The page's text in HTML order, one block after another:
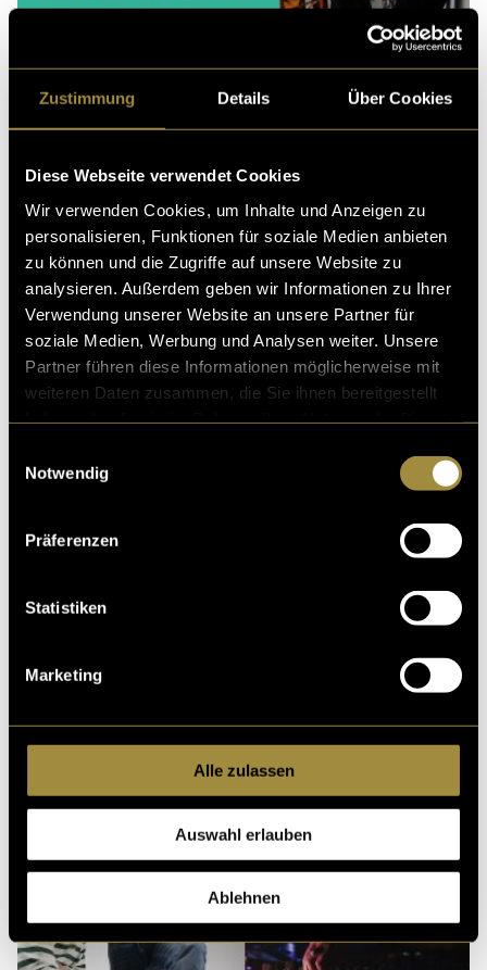
Zustimmung Details Über Cookies
Diese Webseite verwendet Cookies
Wir verwenden Cookies, um Inhalte und Anzeigen zu
personalisieren, Funktionen für soziale Medien anbieten
zu können und die Zugriffe auf unsere Website zu
analysieren. Außerdem geben wir Informationen zu Ihrer
Verwendung unserer Website an unsere Partner für
soziale Medien, Werbung und Analysen weiter. Unsere
Partner führen diese Informationen möglicherweise mit
weiteren Daten zusammen, die Sie ihnen bereitgestellt
Notwendig
Präferenzen
Statistiken
Marketing
Alle zulassen
Auswahl erlauben
Ablehnen